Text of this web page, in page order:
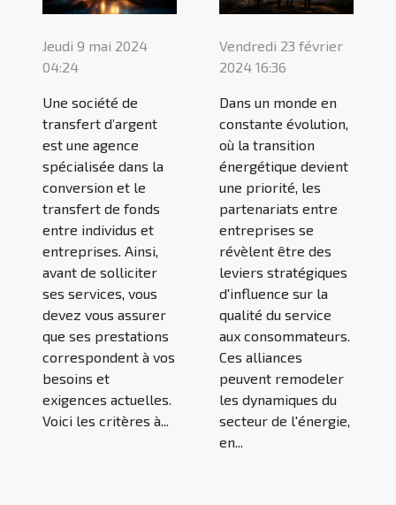
Jeudi 9 mai 2024
04:24
Une société de
transfert d’argent
est une agence
spécialisée dans la
conversion et le
transfert de fonds
entre individus et
entreprises. Ainsi,
avant de solliciter
ses services, vous
devez vous assurer
que ses prestations
correspondent à vos
besoins et
exigences actuelles.
Voici les critères à...
Vendredi 23 février
2024 16:36
Dans un monde en
constante évolution,
où la transition
énergétique devient
une priorité, les
partenariats entre
entreprises se
révèlent être des
leviers stratégiques
d'influence sur la
qualité du service
aux consommateurs.
Ces alliances
peuvent remodeler
les dynamiques du
secteur de l'énergie,
en...